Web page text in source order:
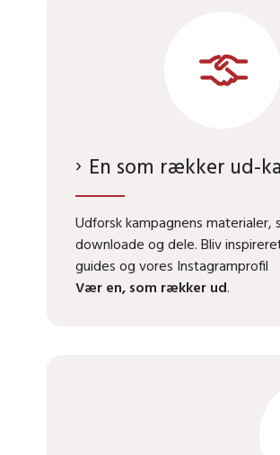
En som rækker ud-
Udforsk kampagnens materialer,
downloade og dele. Bliv
guides og vores Instagramprofil
Vær en, som rækker ud.